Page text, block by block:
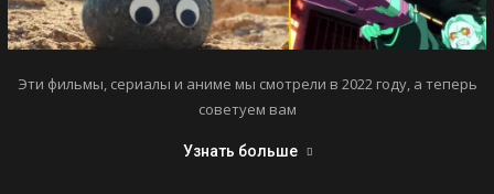
Эти фильмы, сериалы и аниме мы смотрели в 2022 году, а теперь
советуем вам
Узнать больше